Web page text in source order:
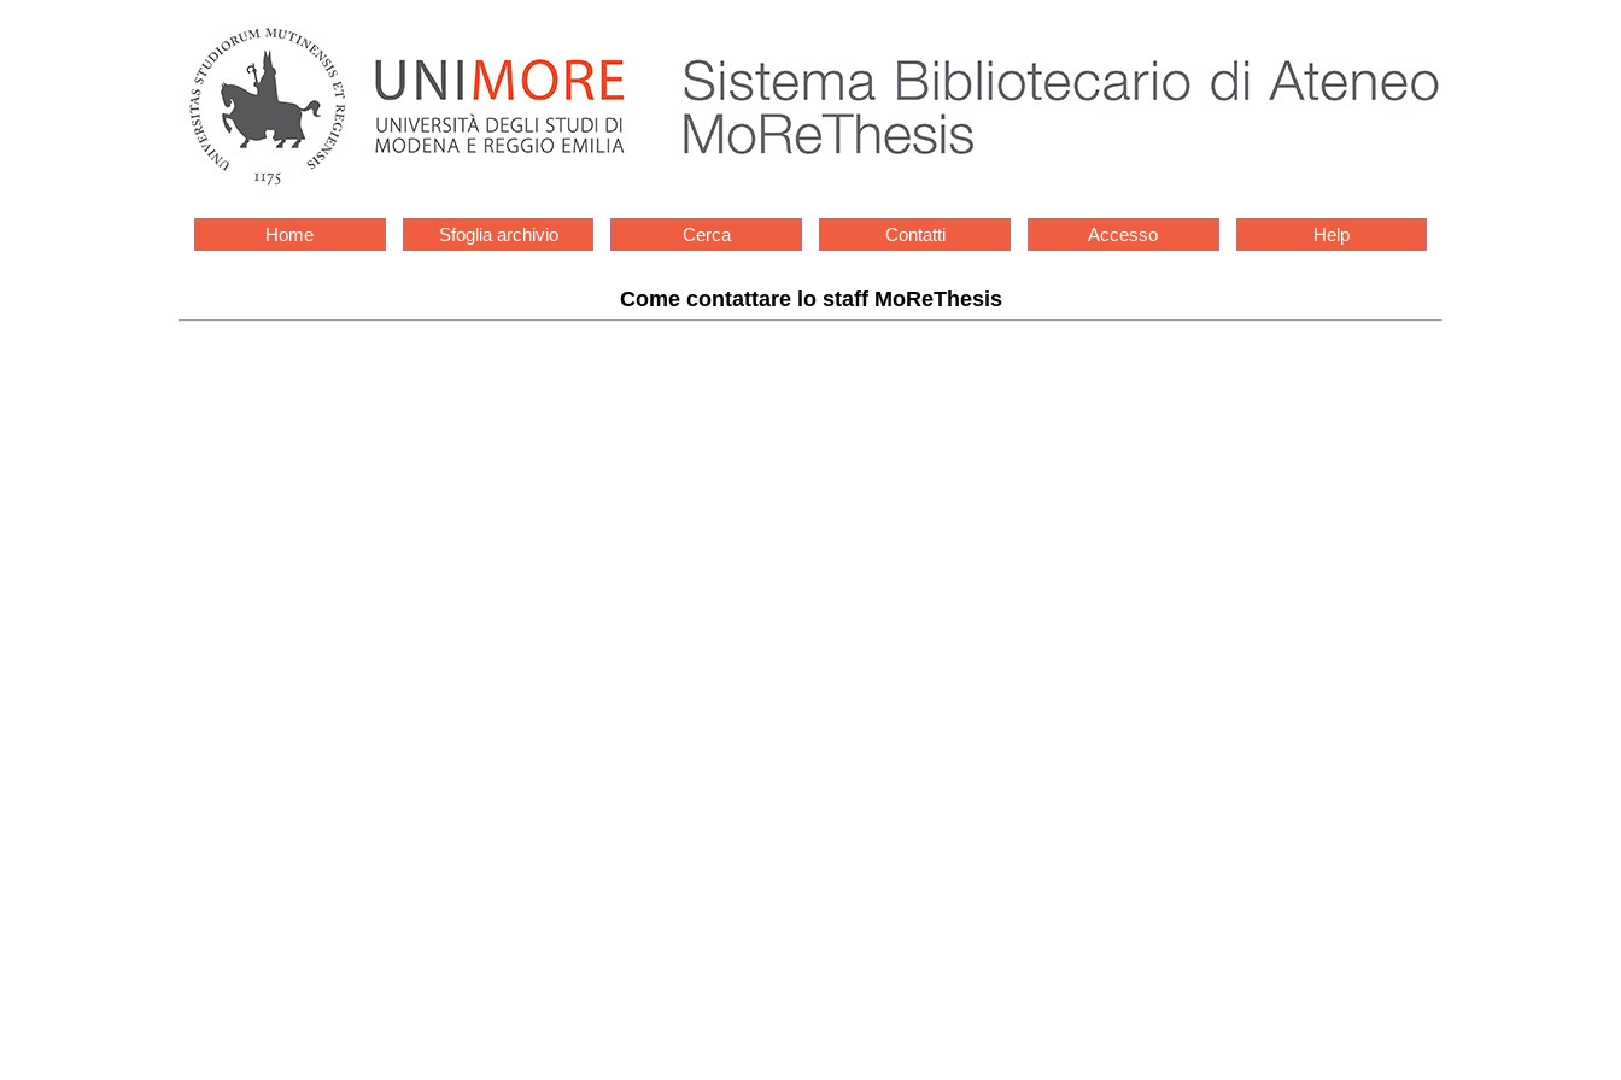
Home Sfoglia archivio Cerca Contatti Accesso Help
Come contattare lo staff MoReThesis